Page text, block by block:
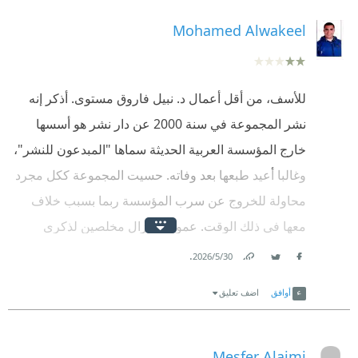
Mohamed Alwakeel
للأسف، من أقل أعمال د. نبيل فاروق مستوى. أذكر إنه
نشر المجموعة في سنة 2000 عن دار نشر هو أسسها
خارج المؤسسة العربية الحديثة سماها "المبدعون للنشر"،
وغالبا أعيد طبعها بعد وفاته. حسيت المجموعة ككل مجرد
محاولة للخروج عن سرب المؤسسة ربما بسبب خلاف
معها في ذلك الوقت. عموماً لا نزال مخلصين لذكرى
الأعمال القديمة للراحل.
30‏/5‏/2026
.
أوافق اضف تعليق